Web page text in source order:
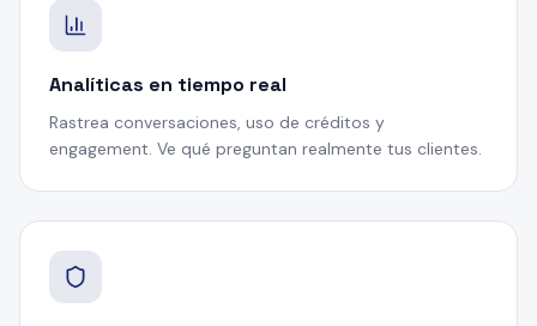
Analíticas en tiempo real
Rastrea conversaciones, uso de créditos y
engagement. Ve qué preguntan realmente tus clientes.